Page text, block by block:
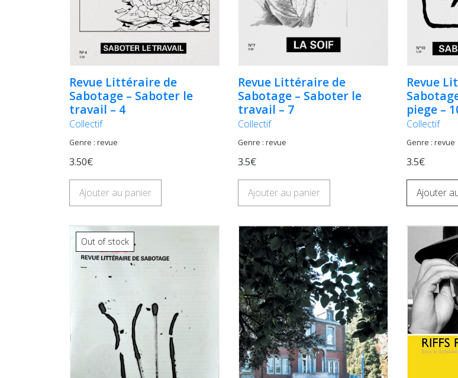
Revue Littéraire de
Sabotage – Saboter le
travail – 4
Collectif
Genre : revue
3.50€
Ajouter au panier
Revue Littéraire de
Sabotage – Saboter le
travail – 7
Collectif
Genre : revue
3.5€
Ajouter au panier
Revue
piege –
Collectif
Genre : revue
3.5€
Ajouter
Out of stock